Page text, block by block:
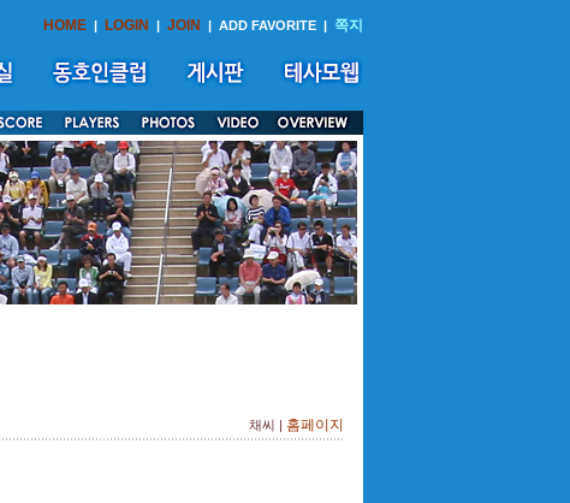
HOME | LOGIN | JOIN | ADD FAVORITE | 쪽지
채씨 | 홈페이지